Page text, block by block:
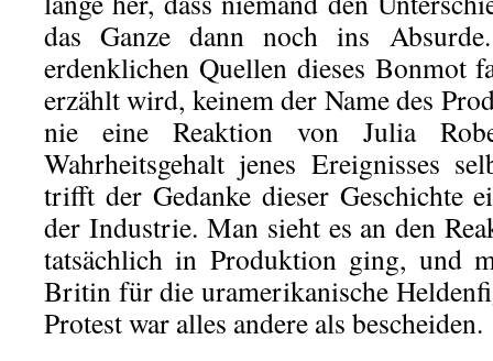
das Ganze dann noch ins
erdenklichen Quellen dieses Bonmot
erzählt wird, keinem der Name des
nie eine Reaktion von Julia
Wahrheitsgehalt jenes Ereignisses
trifft der Gedanke dieser Geschichte
der Industrie. Man sieht es an den
tatsächlich in Produktion ging, und
Britin für die uramerikanische
Protest war alles andere als bescheiden.